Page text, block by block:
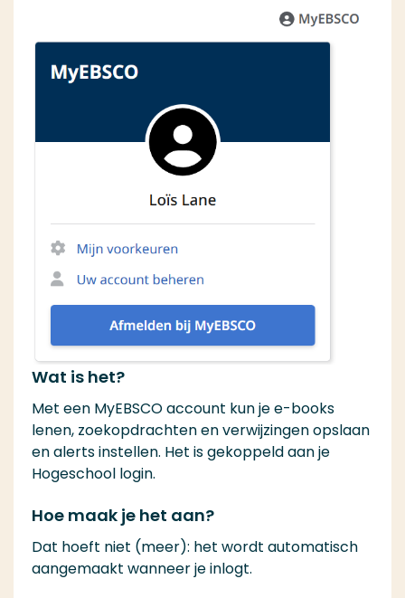
Wat is het?
Met een MyEBSCO account kun je e-books
lenen, zoekopdrachten en verwijzingen opslaan
en alerts instellen. Het is gekoppeld aan je
Hogeschool login.
Hoe maak je het aan?
Dat hoeft niet (meer): het wordt automatisch
aangemaakt wanneer je inlogt.